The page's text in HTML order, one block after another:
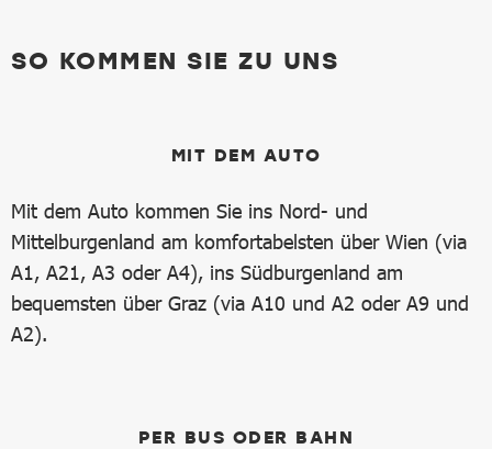
SO KOMMEN SIE ZU UNS
MIT DEM AUTO
Mit dem Auto kommen Sie ins Nord- und
Mittelburgenland am komfortabelsten über Wien (via
A1, A21, A3 oder A4), ins Südburgenland am
bequemsten über Graz (via A10 und A2 oder A9 und
A2).
PER BUS ODER BAHN